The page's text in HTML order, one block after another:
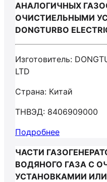
АНАЛОГИЧНЫХ
ОЧИСТИЕЛЬНЫМИ
DONGTURBO
Изготовитель:
LTD
Страна: Китай
ТНВЭД: 8406909000
Подробнее
ЧАСТИ
ВОДЯНОГО ГАЗА С
УСТАНОВКАМИИ ИЛИ